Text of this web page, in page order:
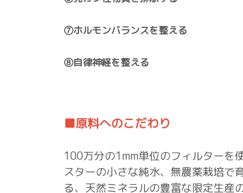
⑦ホルモンバランスを整える
⑧自律神経を整える
■原料へのこだわり
100万分の1mm単位のフィルターを
スターの小さな純水、無農薬栽培で
る、天然ミネラルの豊富な限定生産